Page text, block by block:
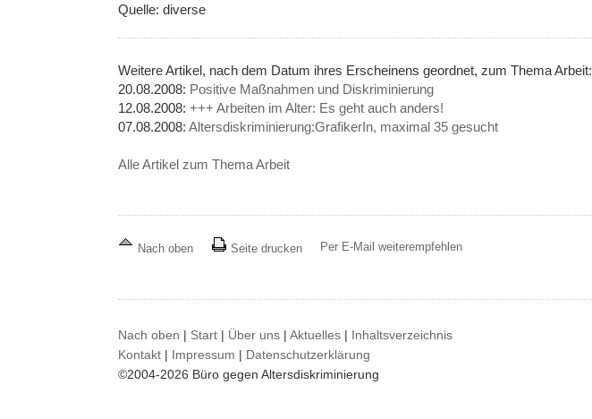
Quelle: diverse
Weitere Artikel, nach dem Datum ihres Erscheinens geordnet, zum Thema Arbeit:
20.08.2008: Positive Maßnahmen und Diskriminierung
12.08.2008: +++ Arbeiten im Alter: Es geht auch anders!
07.08.2008: Altersdiskriminierung:GrafikerIn, maximal 35 gesucht
Alle Artikel zum Thema Arbeit
Nach oben Seite drucken Per E-Mail weiterempfehlen
Nach oben | Start | Über uns | Aktuelles | Inhaltsverzeichnis
Kontakt | Impressum | Datenschutzerklärung
©2004-2026 Büro gegen Altersdiskriminierung